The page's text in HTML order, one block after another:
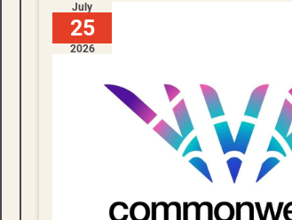
July
25
2026